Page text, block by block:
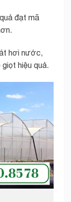
đạt mã
hơi nước,
hiệu quả.